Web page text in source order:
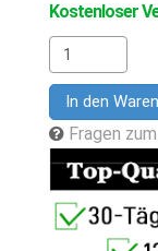
Kostenloser
In den
Fragen